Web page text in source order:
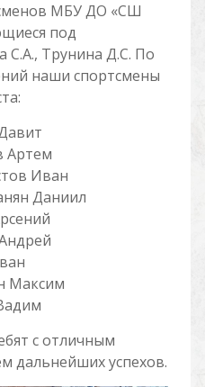
МБУ ДО «СШ
под
С.А., Трунина Д.С. По
наши спортсмены
Артем
Иван
Даниил
Максим
с отличным
дальнейших успехов.